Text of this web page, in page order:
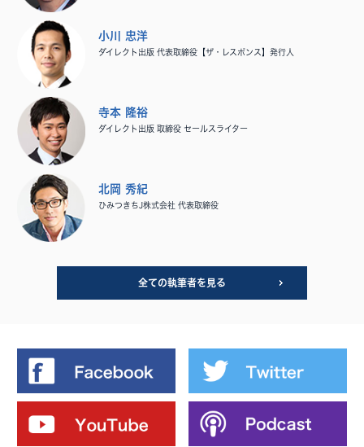
小川 忠洋
ダイレクト出版 代表取締役【ザ・レスポンス】発行人
寺本 隆裕
ダイレクト出版 取締役 セールスライター
北岡 秀紀
ひみつきちJ株式会社 代表取締役
全ての執筆者を見る